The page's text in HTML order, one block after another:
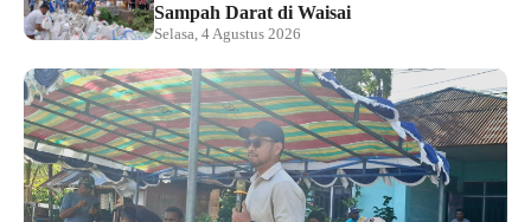
Sampah Darat di Waisai
Selasa, 4 Agustus 2026